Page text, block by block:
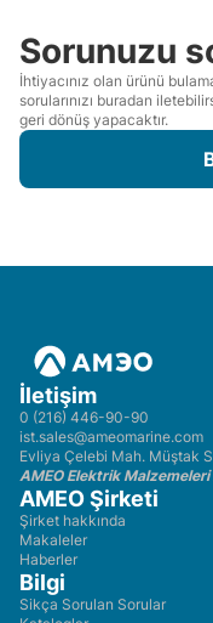
Sorunuzu
İhtiyacınız olan ürünü
sorularınızı buradan
geri dönüş yapacaktır.
İletişim
0 (216) 446-90-90
ist.sales@ameomarine.com
Evliya Çelebi Mah. Müştak
AMEO Elektrik Malzemeleri
AMEO Şirketi
Şirket hakkında
Makaleler
Haberler
Bilgi
Sikça Sorulan Sorular